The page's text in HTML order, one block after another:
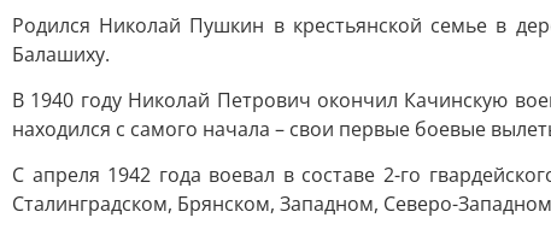
Родился Николай Пушкин в крестьянской семье в
Балашиху.
В 1940 году Николай Петрович окончил Качинскую
находился с самого начала – свои первые боевые
С апреля 1942 года воевал в составе 2-го
Сталинградском, Брянском, Западном, Северо-